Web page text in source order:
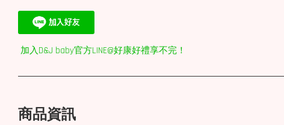
加入D&J baby官方LINE@好康好禮享不完！
商品資訊